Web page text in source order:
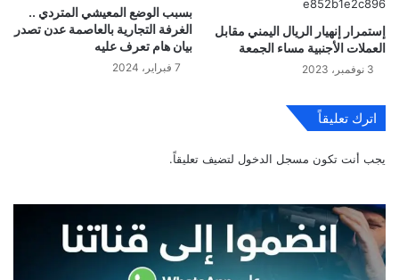
إستمرار إنهيار الريال اليمني مقابل
العملات الأجنبية مساء الجمعة
3 نوفمبر، 2023
بسبب الوضع المعيشي المتردي ..
الغرفة التجارية بالعاصمة عدن تصدر
بيان هام تعرف عليه
7 فبراير، 2024
اترك تعليقاً
يجب أنت تكون مسجل الدخول لتضيف تعليقاً.